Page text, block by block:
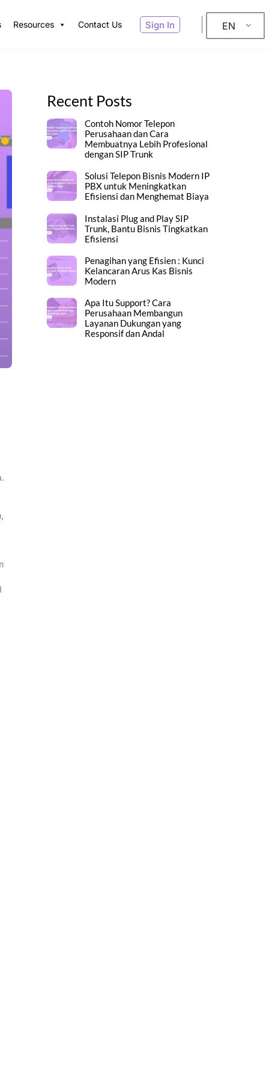
Resources Contact Us Sign In EN
Recent Posts
Contoh Nomor Telepon
Perusahaan dan Cara
Membuatnya Lebih Profesional
dengan SIP Trunk
Solusi Telepon Bisnis Modern IP
PBX untuk Meningkatkan
Efisiensi dan Menghemat Biaya
Instalasi Plug and Play SIP
Trunk, Bantu Bisnis Tingkatkan
Efisiensi
Penagihan yang Efisien : Kunci
Kelancaran Arus Kas Bisnis
Modern
Apa Itu Support? Cara
Perusahaan Membangun
Layanan Dukungan yang
Responsif dan Andal